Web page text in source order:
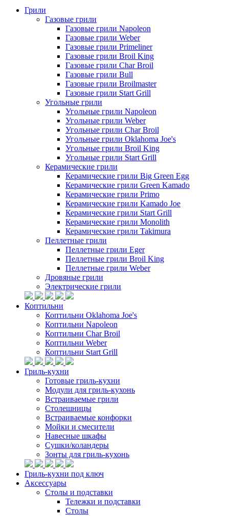
Грили
Газовые грили
Газовые грили Napoleon
Газовые грили Weber
Газовые грили Primeliner
Газовые грили Broil King
Газовые грили Char Broil
Газовые грили Bull
Газовые грили Broilmaster
Газовые грили Start Grill
Угольные грили
Угольные грили Napoleon
Угольные грили Weber
Угольные грили Char Broil
Угольные грили Oklahoma Joe's
Угольные грили Broil King
Угольные грили Start Grill
Керамические грили
Керамические грили Big Green Egg
Керамические грили Green Kamado
Керамические грили Primo
Керамические грили Kamado Joe
Керамические грили Start Grill
Керамические грили Monolith
Керамические грили Takimura
Пеллетные грили
Пеллетные грили Eger
Пеллетные грили Broil King
Пеллетные грили Weber
Дровяные грили
Электрические грили
Коптильни
Коптильни Oklahoma Joe's
Коптильни Napoleon
Коптильни Char Broil
Коптильни Weber
Коптильни Start Grill
Гриль-кухни
Готовые гриль-кухни
Модули для гриль-кухонь
Встраиваемые грили
Столешницы
Встраиваемые конфорки
Мойки и смесители
Навесные шкафы
Сушки/коландеры
Зонты для гриль-кухонь
Гриль-кухни под ключ
Аксессуары
Столы и подставки
Тележки и подставки
Столы